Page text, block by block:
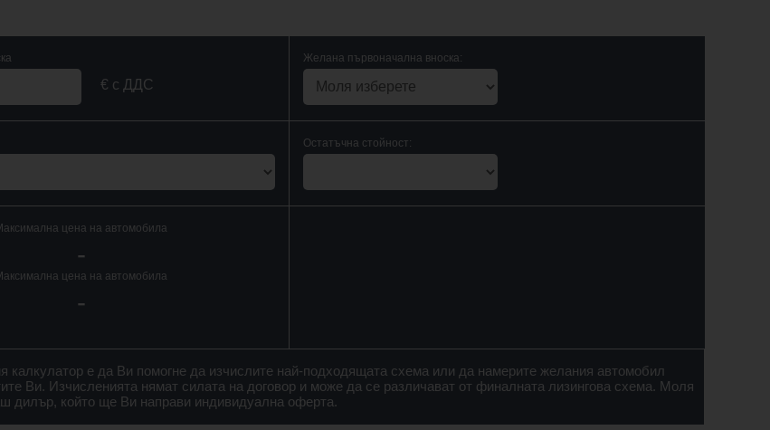
€ с ДДС
Желана първоначална вноска:
Остатъчна стойност:
цена на автомобила
-
цена на автомобила
-
калкулатор е да Ви помогне да изчислите най-подходящата схема или да намерите желания автомобил
Ви. Изчисленията нямат силата на договор и може да се различават от финалната лизингова схема. Моля
дилър, който ще Ви направи индивидуална оферта.